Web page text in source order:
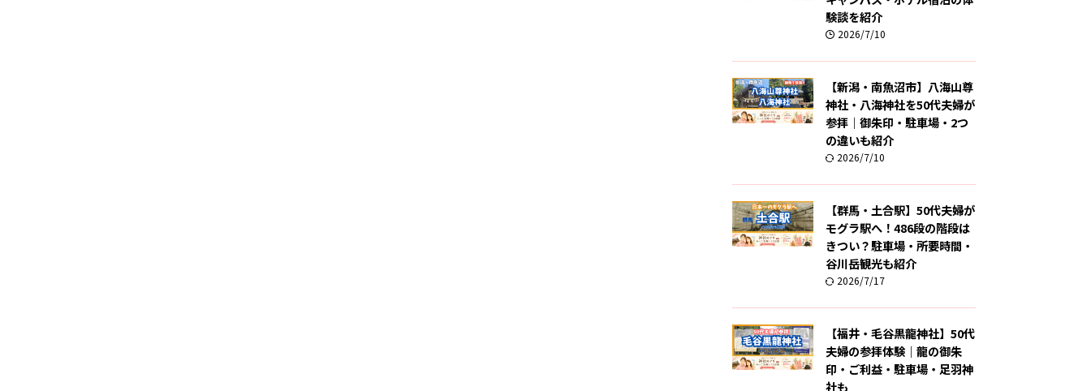
験談を紹介
2026/7/10
【新潟・南魚沼市】八海山尊
神社・八海神社を50代夫婦が
参拝｜御朱印・駐車場・2つ
の違いも紹介
2026/7/10
【群馬・土合駅】50代夫婦が
モグラ駅へ！486段の階段は
きつい？駐車場・所要時間・
谷川岳観光も紹介
2026/7/17
【福井・毛谷黒龍神社】50代
夫婦の参拝体験｜龍の御朱
印・ご利益・駐車場・足羽神
社も